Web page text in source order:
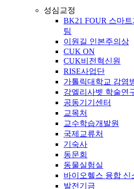
성심교정
BK21 FOUR 스마
팀
이원길 인본주의상
CUK ON
CUK비전혁신원
RISE사업단
가톨릭대학교 감염
강엘리사벳 학술연
공동기기센터
교목처
교수학습개발원
국제교류처
기숙사
동문회
동물실험실
바이오헬스 융합 신
발전기금